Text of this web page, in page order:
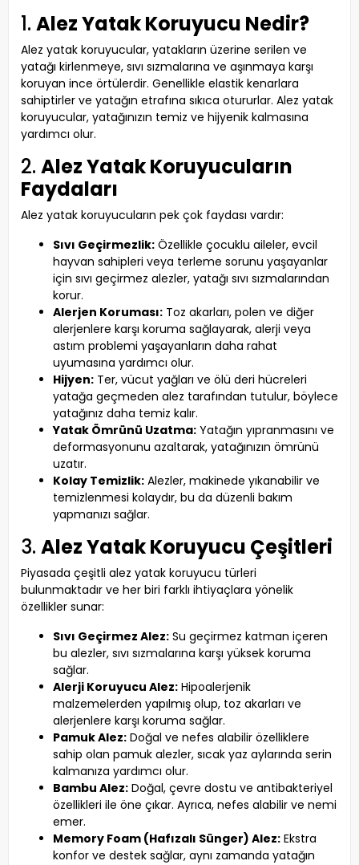
1. Alez Yatak Koruyucu Nedir?
Alez yatak koruyucular, yatakların üzerine serilen ve
yatağı kirlenmeye, sıvı sızmalarına ve aşınmaya karşı
koruyan ince örtülerdir. Genellikle elastik kenarlara
sahiptirler ve yatağın etrafına sıkıca otururlar. Alez yatak
koruyucular, yatağınızın temiz ve hijyenik kalmasına
yardımcı olur.
2. Alez Yatak Koruyucuların
Faydaları
Alez yatak koruyucuların pek çok faydası vardır:
Sıvı Geçirmezlik: Özellikle çocuklu aileler, evcil
hayvan sahipleri veya terleme sorunu yaşayanlar
için sıvı geçirmez alezler, yatağı sıvı sızmalarından
korur.
Alerjen Koruması: Toz akarları, polen ve diğer
alerjenlere karşı koruma sağlayarak, alerji veya
astım problemi yaşayanların daha rahat
uyumasına yardımcı olur.
Hijyen: Ter, vücut yağları ve ölü deri hücreleri
yatağa geçmeden alez tarafından tutulur, böylece
yatağınız daha temiz kalır.
Yatak Ömrünü Uzatma: Yatağın yıpranmasını ve
deformasyonunu azaltarak, yatağınızın ömrünü
uzatır.
Kolay Temizlik: Alezler, makinede yıkanabilir ve
temizlenmesi kolaydır, bu da düzenli bakım
yapmanızı sağlar.
3. Alez Yatak Koruyucu Çeşitleri
Piyasada çeşitli alez yatak koruyucu türleri
bulunmaktadır ve her biri farklı ihtiyaçlara yönelik
özellikler sunar:
Sıvı Geçirmez Alez: Su geçirmez katman içeren
bu alezler, sıvı sızmalarına karşı yüksek koruma
sağlar.
Alerji Koruyucu Alez: Hipoalerjenik
malzemelerden yapılmış olup, toz akarları ve
alerjenlere karşı koruma sağlar.
Pamuk Alez: Doğal ve nefes alabilir özelliklere
sahip olan pamuk alezler, sıcak yaz aylarında serin
kalmanıza yardımcı olur.
Bambu Alez: Doğal, çevre dostu ve antibakteriyel
özellikleri ile öne çıkar. Ayrıca, nefes alabilir ve nemi
emer.
Memory Foam (Hafızalı Sünger) Alez: Ekstra
konfor ve destek sağlar, aynı zamanda yatağın